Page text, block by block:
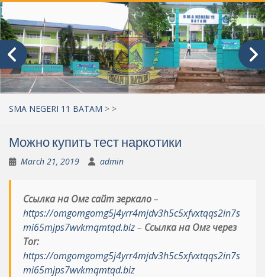
SMA NEGERI 11 BATAM > >
Можно купить тест наркотики
March 21, 2019 admin
Ссылка на Омг сайт зеркало–
https://omgomgomg5j4yrr4mjdv3h5c5xfvxtqqs2in7s
mi65mjps7wvkmqmtqd.biz– Ссылка на Омг через
Tor:
https://omgomgomg5j4yrr4mjdv3h5c5xfvxtqqs2in7s
mi65mjps7wvkmqmtqd.biz